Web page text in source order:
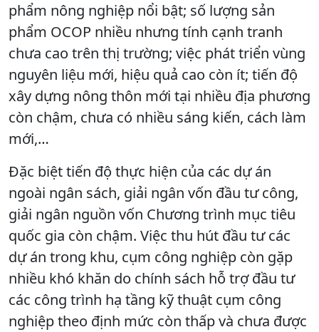
phẩm nông nghiệp nổi bật; số lượng sản
phẩm OCOP nhiều nhưng tính cạnh tranh
chưa cao trên thị trường; việc phát triển vùng
nguyên liệu mới, hiệu quả cao còn ít; tiến độ
xây dựng nông thôn mới tại nhiều địa phương
còn chậm, chưa có nhiều sáng kiến, cách làm
mới,…
Đặc biệt tiến độ thực hiện của các dự án
ngoài ngân sách, giải ngân vốn đầu tư công,
giải ngân nguồn vốn Chương trình mục tiêu
quốc gia còn chậm. Việc thu hút đầu tư các
dự án trong khu, cụm công nghiệp còn gặp
nhiều khó khăn do chính sách hỗ trợ đầu tư
các công trình hạ tầng kỹ thuật cụm công
nghiệp theo định mức còn thấp và chưa được